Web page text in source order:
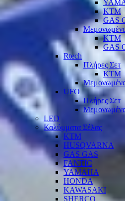
KTM
GAS
KTM
GAS
Rtech
Πλήρες Σετ
KTM
UFO
Πλήρες Σετ
LED
Καλύμματα Σέλας
KTM
HUSQVARNA
GAS GAS
FANTIC
YAMAHA
HONDA
KAWASAKI
SHERCO